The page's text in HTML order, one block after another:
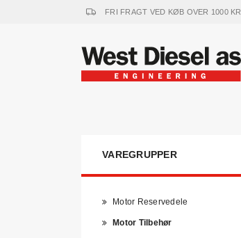
FRI FRAGT VED KØB OVER 1000 KR.
VAREGRUPPER
Motor Reservedele
Motor Tilbehør